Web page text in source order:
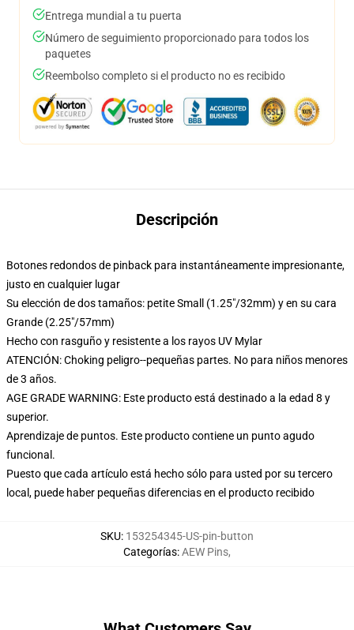
Entrega mundial a tu puerta
Número de seguimiento proporcionado para todos los
paquetes
Reembolso completo si el producto no es recibido
Descripción
Botones redondos de pinback para instantáneamente impresionante,
justo en cualquier lugar
Su elección de dos tamaños: petite Small (1.25"/32mm) y en su cara
Grande (2.25"/57mm)
Hecho con rasguño y resistente a los rayos UV Mylar
ATENCIÓN: Choking peligro--pequeñas partes. No para niños menores
de 3 años.
AGE GRADE WARNING: Este producto está destinado a la edad 8 y
superior.
Aprendizaje de puntos. Este producto contiene un punto agudo
funcional.
Puesto que cada artículo está hecho sólo para usted por su tercero
local, puede haber pequeñas diferencias en el producto recibido
SKU: 153254345-US-pin-button
Categorías:AEW Pins,